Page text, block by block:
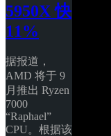
5950X 快
11%
据报道，
AMD 将于 9
月推出 Ryzen
7000
“Raphael”
CPU。根据该